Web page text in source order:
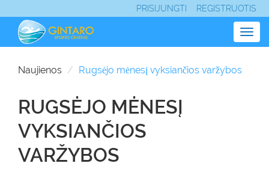
PRISIJUNGTI REGISTRUOTIS
Naujienos Rugsėjo mėnesį vyksiančios varžybos
RUGSĖJO MĖNESĮ
VYKSIANČIOS
VARŽYBOS